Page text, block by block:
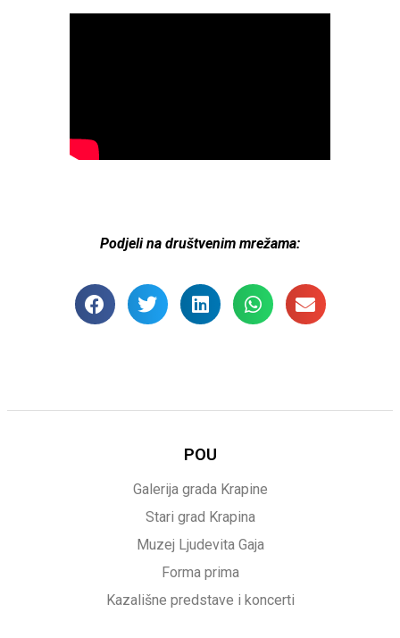
Podjeli na društvenim mrežama:
POU
Galerija grada Krapine
Stari grad Krapina
Muzej Ljudevita Gaja
Forma prima
Kazališne predstave i koncerti